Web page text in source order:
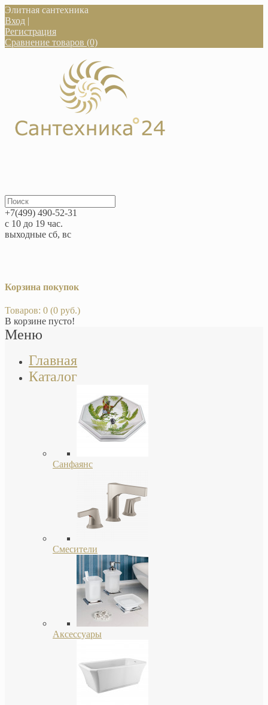
Элитная сантехника
Вход |
Регистрация
Сравнение товаров (0)
+7(499) 490-52-31
с 10 до 19 час.
выходные сб, вс
Корзина покупок
Товаров: 0 (0 руб.)
В корзине пусто!
Меню
Главная
Каталог
Санфаянс
Смесители
Аксессуары